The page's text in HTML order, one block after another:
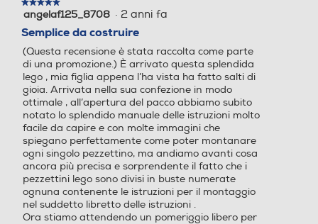
★★★★★
★★★★★
5
stelle.
angelaf125_8708 · 2 anni fa
Semplice da costruire
(Questa recensione è stata raccolta come parte
di una promozione.) È arrivato questa splendida
lego , mia figlia appena l’ha vista ha fatto salti di
gioia. Arrivata nella sua confezione in modo
ottimale , all’apertura del pacco abbiamo subito
notato lo splendido manuale delle istruzioni molto
facile da capire e con molte immagini che
spiegano perfettamente come poter montanare
ogni singolo pezzettino, ma andiamo avanti cosa
ancora più precisa e sorprendente il fatto che i
pezzettini lego sono divisi in buste numerate
ognuna contenente le istruzioni per il montaggio
nel suddetto libretto delle istruzioni .
Ora stiamo attendendo un pomeriggio libero per